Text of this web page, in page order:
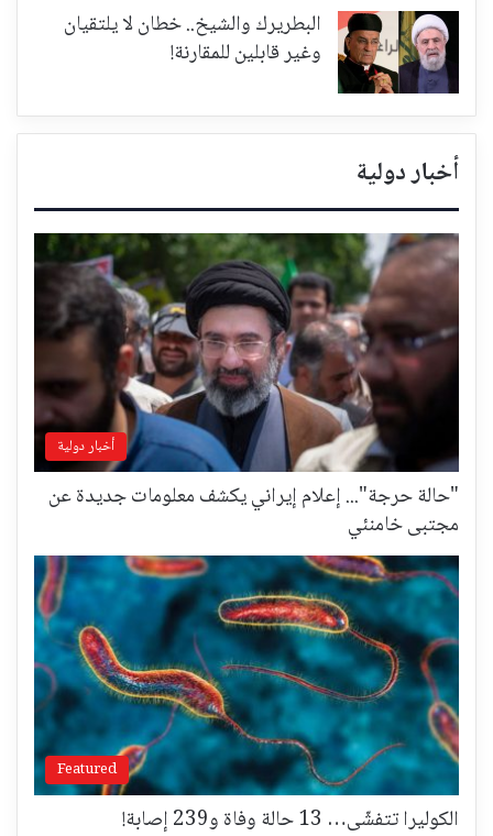
البطريرك والشيخ.. خطان لا يلتقيان
وغير قابلين للمقارنة!
أخبار دولية
أخبار دولية
"حالة حرجة"... إعلام إيراني يكشف معلومات جديدة عن
مجتبى خامنئي
Featured
الكوليرا تتفشّى… 13 حالة وفاة و239 إصابة!